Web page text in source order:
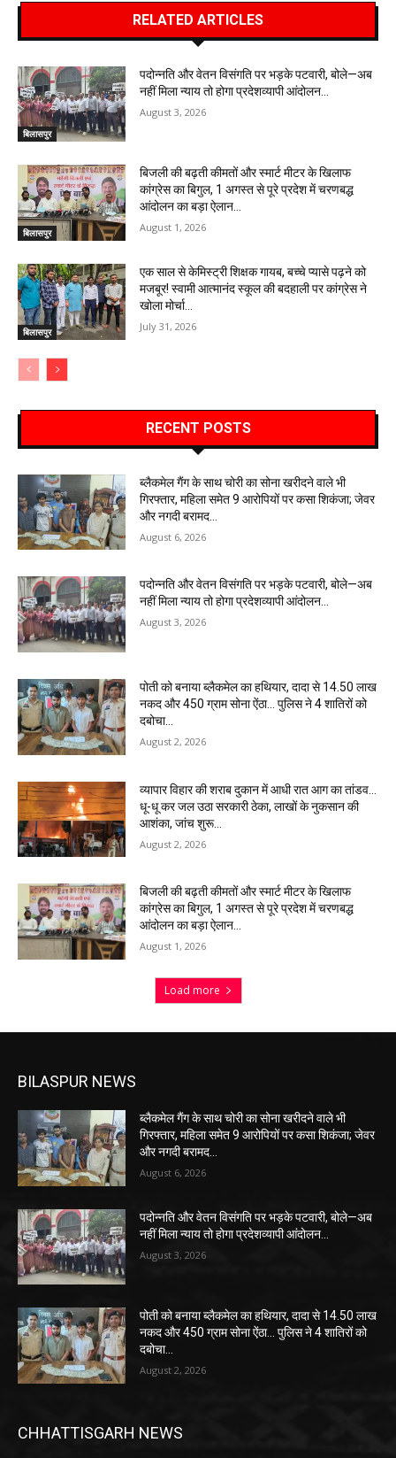
RELATED ARTICLES
बिलासपुर
पदोन्नति और वेतन विसंगति पर भड़के पटवारी, बोले—अब
नहीं मिला न्याय तो होगा प्रदेशव्यापी आंदोलन…
August 3, 2026
बिलासपुर
बिजली की बढ़ती कीमतों और स्मार्ट मीटर के खिलाफ
कांग्रेस का बिगुल, 1 अगस्त से पूरे प्रदेश में चरणबद्ध
आंदोलन का बड़ा ऐलान…
August 1, 2026
बिलासपुर
एक साल से केमिस्ट्री शिक्षक गायब, बच्चे प्यासे पढ़ने को
मजबूर! स्वामी आत्मानंद स्कूल की बदहाली पर कांग्रेस ने
खोला मोर्चा…
July 31, 2026
RECENT POSTS
ब्लैकमेल गैंग के साथ चोरी का सोना खरीदने वाले भी
गिरफ्तार, महिला समेत 9 आरोपियों पर कसा शिकंजा; जेवर
और नगदी बरामद…
August 6, 2026
पदोन्नति और वेतन विसंगति पर भड़के पटवारी, बोले—अब
नहीं मिला न्याय तो होगा प्रदेशव्यापी आंदोलन…
August 3, 2026
पोती को बनाया ब्लैकमेल का हथियार, दादा से 14.50 लाख
नकद और 450 ग्राम सोना ऐंठा… पुलिस ने 4 शातिरों को
दबोचा…
August 2, 2026
व्यापार विहार की शराब दुकान में आधी रात आग का तांडव…
धू-धू कर जल उठा सरकारी ठेका, लाखों के नुकसान की
आशंका, जांच शुरू…
August 2, 2026
बिजली की बढ़ती कीमतों और स्मार्ट मीटर के खिलाफ
कांग्रेस का बिगुल, 1 अगस्त से पूरे प्रदेश में चरणबद्ध
आंदोलन का बड़ा ऐलान…
August 1, 2026
Load more
BILASPUR NEWS
ब्लैकमेल गैंग के साथ चोरी का सोना खरीदने वाले भी
गिरफ्तार, महिला समेत 9 आरोपियों पर कसा शिकंजा; जेवर
और नगदी बरामद…
August 6, 2026
पदोन्नति और वेतन विसंगति पर भड़के पटवारी, बोले—अब
नहीं मिला न्याय तो होगा प्रदेशव्यापी आंदोलन…
August 3, 2026
पोती को बनाया ब्लैकमेल का हथियार, दादा से 14.50 लाख
नकद और 450 ग्राम सोना ऐंठा… पुलिस ने 4 शातिरों को
दबोचा…
August 2, 2026
CHHATTISGARH NEWS